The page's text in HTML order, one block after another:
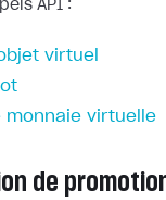
API :
virtuel
monnaie virtuelle
de